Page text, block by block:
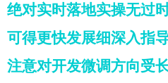
绝对实时落地实操无过
可得更快发展细深入指
注意对开发微调方向受